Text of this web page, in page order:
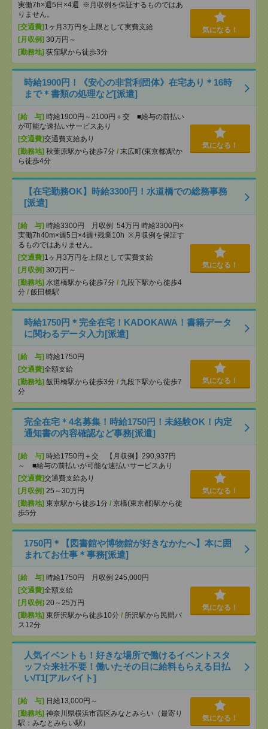
実働7h×週5日×4週 ※月収例を保証するものではあ
りません。
[交通費] 1ヶ月3万円を上限として実費支給
[月収例] 30万円～
[勤務地] 荻窪駅から徒歩3分
気になる！
時給1900円！《安心の非営利団体》在宅あり＊16時
まで＊書類の処理など[派遣]
[給 与] 時給1900円～2100円＋交 ■給与の前払い
が可能な速払いサービスあり
[交通費]交通費支給あり
[勤務地] 秋葉原駅から徒歩7分 / 末広町(東京都)駅か
ら徒歩4分
気になる！
【在宅勤務OK】時給3300円！水道橋での総務事務
[派遣]
[給 与] 時給3300円 月収例 54万円 時給3300円×
実働7h40m×週5日×4週+残業10h ※月収例を保証す
るものではありません。
[交通費] 1ヶ月3万円を上限として実費支給
[月収例] 30万円～
[勤務地] 水道橋駅から徒歩7分 / 九段下駅から徒歩4
分 / 飯田橋駅
気になる！
時給1750円＊完全在宅！KADOKAWA！書籍データ
に関わるデータ入力[派遣]
[給 与] 時給1750円
[交通費]全額支給
[勤務地] 飯田橋駅から徒歩3分 / 九段下駅から徒歩7
分
気になる！
完全在宅＊4名募集！時給1750円！未経験OK！内定
通知書の内容確認など事務[派遣]
[給 与] 時給1750円＋交 【月収例】290,937円
～ ■給与の前払いが可能な速払いサービスあり
[交通費]交通費支給あり
[月収例] 25～30万円
[勤務地] 東京駅から徒歩1分 / 京橋(東京都)駅から徒
歩5分
気になる！
1750円＊【図書館や博物館が好きなかたへ】本に囲
まれてお仕事＊事務[派遣]
[給 与] 時給1750円 月収例 245,000円
[交通費]全額支給
[月収例] 20～25万円
[勤務地] 東所沢駅から徒歩10分 / 所沢駅から民間バ
ス12分
気になる！
人気イベントも！好きな場所で働けるイベントスタ
ッフ☆来社不要！働いたその日に給料もらえる日払
い/T1[アルバイト]
[給 与] 日給13,000円～
[勤務地] 神奈川県横浜市西区みなとみらい（最寄り
駅：みなとみらい駅）
気になる！